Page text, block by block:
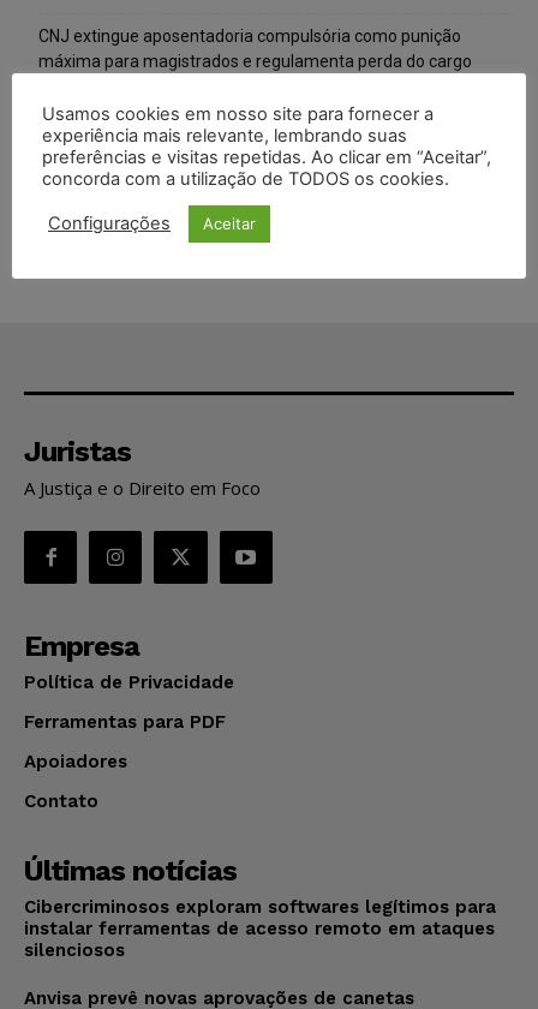
CNJ extingue aposentadoria compulsória como punição
máxima para magistrados e regulamenta perda do cargo
Justiça de SP rejeita ação da família de Alexandre de Moraes
contra senador Alessandro Vieira
Conselho Nacional de Justiça determina afastamento da juíza
Gabriela Hardt por dois anos
Juristas
A Justiça e o Direito em Foco
Empresa
Política de Privacidade
Ferramentas para PDF
Apoiadores
Contato
Últimas notícias
Cibercriminosos exploram softwares legítimos para
instalar ferramentas de acesso remoto em ataques
silenciosos
Anvisa prevê novas aprovações de canetas
Usamos cookies em nosso site para fornecer a
experiência mais relevante, lembrando suas
preferências e visitas repetidas. Ao clicar em “Aceitar”,
concorda com a utilização de TODOS os cookies.
Configurações Aceitar